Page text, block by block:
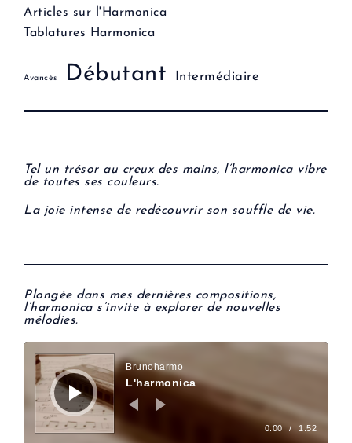
Articles sur l'Harmonica
Tablatures Harmonica
Avancés Débutant Intermédiaire
Tel un trésor au creux des mains, l’harmonica vibre
de toutes ses couleurs.
La joie intense de redécouvrir son souffle de vie.
Plongée dans mes dernières compositions,
l’harmonica s’invite à explorer de nouvelles
mélodies.
Lecteur
audio
Brunoharmo
L'harmonica
0:00 / 1:52